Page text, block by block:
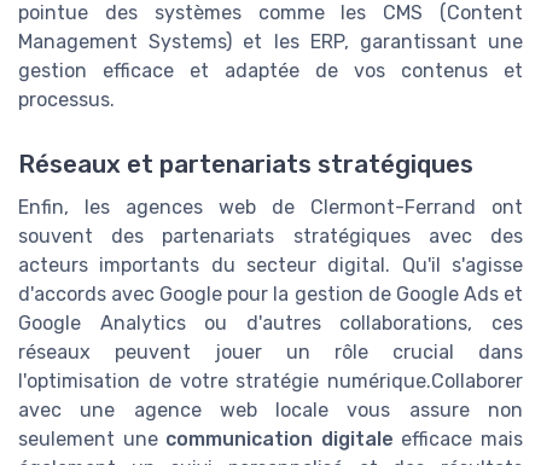
pointue des systèmes comme les CMS (Content
Management Systems) et les ERP, garantissant une
gestion efficace et adaptée de vos contenus et
processus.
Réseaux et partenariats stratégiques
Enfin, les agences web de Clermont-Ferrand ont
souvent des partenariats stratégiques avec des
acteurs importants du secteur digital. Qu'il s'agisse
d'accords avec Google pour la gestion de Google Ads et
Google Analytics ou d'autres collaborations, ces
réseaux peuvent jouer un rôle crucial dans
l'optimisation de votre stratégie numérique.Collaborer
avec une agence web locale vous assure non
seulement une communication digitale efficace mais